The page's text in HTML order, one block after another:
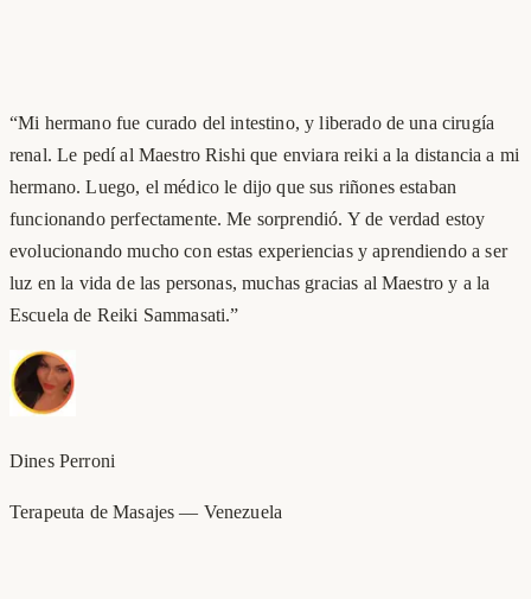
“Mi hermano fue curado del intestino, y liberado de una cirugía
renal. Le pedí al Maestro Rishi que enviara reiki a la distancia a mi
hermano. Luego, el médico le dijo que sus riñones estaban
funcionando perfectamente. Me sorprendió. Y de verdad estoy
evolucionando mucho con estas experiencias y aprendiendo a ser
luz en la vida de las personas, muchas gracias al Maestro y a la
Escuela de Reiki Sammasati.”
Dines Perroni
Terapeuta de Masajes — Venezuela